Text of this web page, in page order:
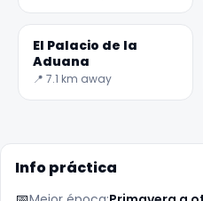
El Palacio de la
Aduana
📍 7.1 km away
Info práctica